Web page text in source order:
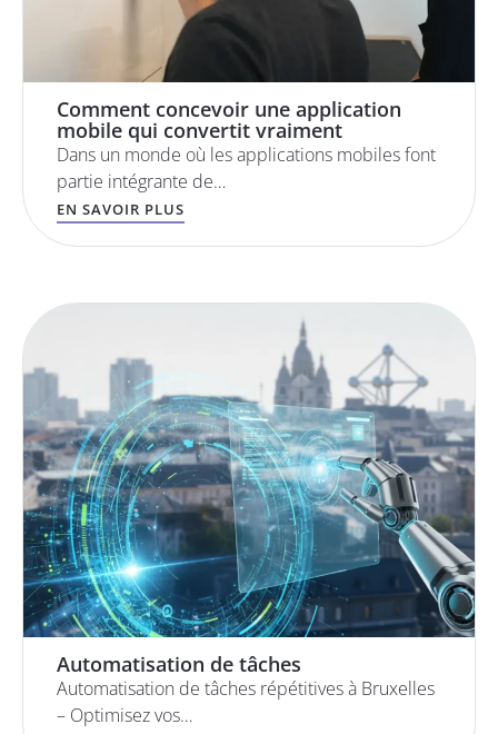
Comment concevoir une application
mobile qui convertit vraiment
Dans un monde où les applications mobiles font
partie intégrante de…
EN SAVOIR PLUS
Automatisation de tâches
Automatisation de tâches répétitives à Bruxelles
– Optimisez vos…